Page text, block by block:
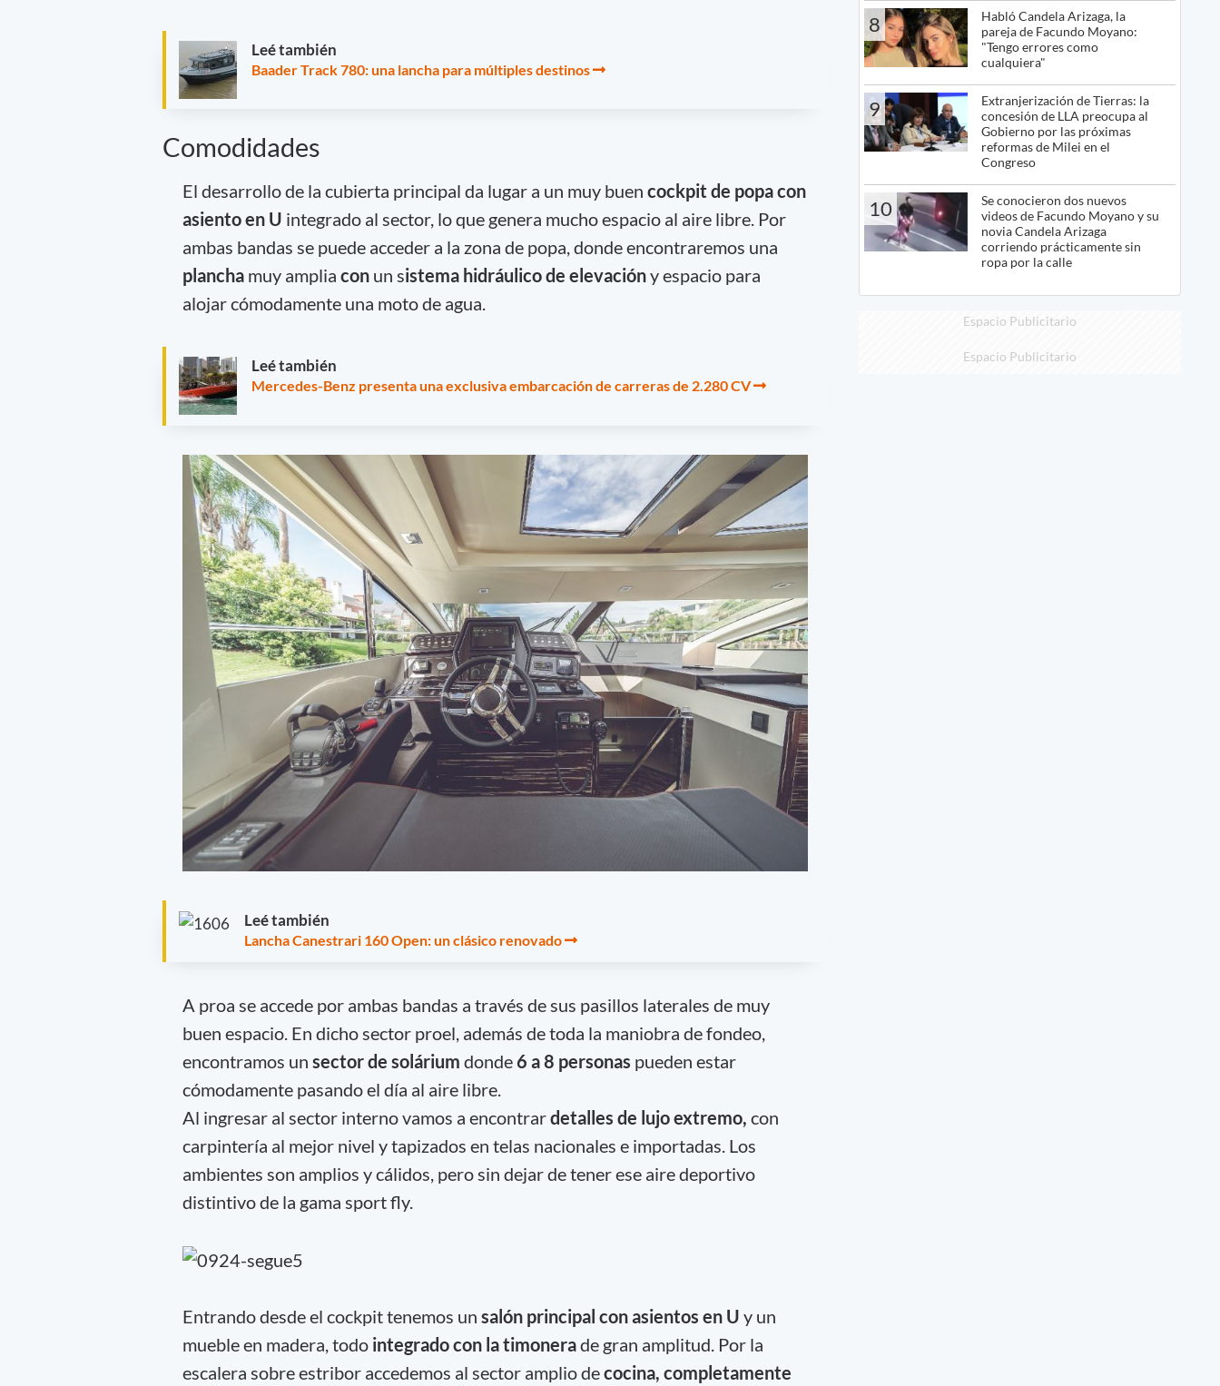
Leé también
Baader Track 780: una lancha para múltiples destinos
Comodidades
El desarrollo de la cubierta principal da lugar a un muy buen cockpit de popa con
asiento en U integrado al sector, lo que genera mucho espacio al aire libre. Por
ambas bandas se puede acceder a la zona de popa, donde encontraremos una
plancha muy amplia con un sistema hidráulico de elevacióny espacio para
alojar cómodamente una moto de agua.
Leé también
Mercedes-Benz presenta una exclusiva embarcación de carreras de 2.280 CV
Leé también
Lancha Canestrari 160 Open: un clásico renovado
A proa se accede por ambas bandas a través de sus pasillos laterales de muy
buen espacio. En dicho sector proel, además de toda la maniobra de fondeo,
encontramos un sector de solárium donde6 a 8 personas pueden estar
cómodamente pasando el día al aire libre.
Al ingresar al sector interno vamos a encontrardetalles de lujo extremo, con
carpintería al mejor nivel y tapizados en telas nacionales e importadas. Los
ambientes son amplios y cálidos, pero sin dejar de tener ese aire deportivo
distintivo de la gama sport fly.
Entrando desde el cockpit tenemos un salón principal con asientos en U y un
mueble en madera, todo integrado con la timonerade gran amplitud. Por la
escalera sobre estribor accedemos al sector amplio decocina, completamente
8
Habló Candela Arizaga, la
pareja de Facundo Moyano:
"Tengo errores como
cualquiera"
9
Extranjerización de Tierras: la
concesión de LLA preocupa al
Gobierno por las próximas
reformas de Milei en el
Congreso
10
Se conocieron dos nuevos
videos de Facundo Moyano y su
novia Candela Arizaga
corriendo prácticamente sin
ropa por la calle
Espacio Publicitario
Espacio Publicitario